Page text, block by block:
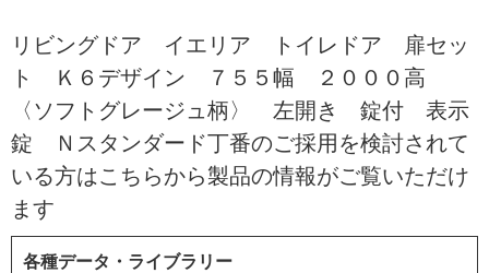
リビングドア イエリア トイレドア 扉セッ
ト Ｋ６デザイン ７５５幅 ２０００高
〈ソフトグレージュ柄〉 左開き 錠付 表示
錠 Ｎスタンダード丁番のご採用を検討されて
いる方はこちらから製品の情報がご覧いただけ
ます
各種データ・ライブラリー